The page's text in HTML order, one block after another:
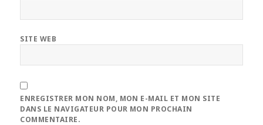
SITE WEB
ENREGISTRER MON NOM, MON E-MAIL ET MON SITE
DANS LE NAVIGATEUR POUR MON PROCHAIN
COMMENTAIRE.